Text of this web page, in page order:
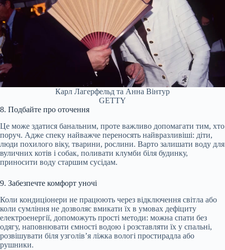
Карл Лагерфельд та Анна Вінтур
GETTY
8. Подбайте про оточення
Це може здатися банальним, проте важливо допомагати тим, хто
поруч. Адже спеку найважче переносять найвразливіші: діти,
люди похилого віку, тварини, рослини. Варто залишати воду для
вуличних котів і собак, поливати клумби біля будинку,
приносити воду старшим сусідам.
9. Забезпечте комфорт уночі
Коли кондиціонери не працюють через відключення світла або
коли сумління не дозволяє вмикати їх в умовах дефіциту
електроенергії, допоможуть прості методи: можна спати без
одягу, наповнювати ємності водою і розставляти їх у спальні,
розвішувати біля узголів’я ліжка вологі простирадла або
рушники.